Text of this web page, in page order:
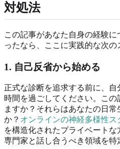
対処法
この記事があなた自身の経験
ったなら、ここに実践的な次の
1. 自己反省から始める
正式な診断を追求する前に、
時間を過ごしてください。こ
ますか？それらはあなたの日
か？ オンラインの神経多様性ス
を構造化されたプライベート
専門家と話し合うべき領域を特